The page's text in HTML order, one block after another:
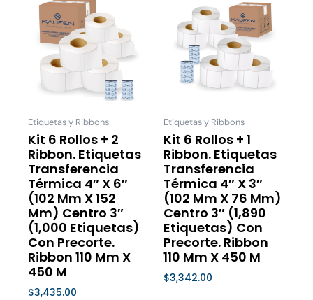
Etiquetas y Ribbons
Kit 6 Rollos + 2
Ribbon. Etiquetas
Transferencia
Térmica 4″ X 6″
(102 Mm X 152
Mm) Centro 3″
(1,000 Etiquetas)
Con Precorte.
Ribbon 110 Mm X
450 M
$3,435.00
múltiples
variantes.
pueden
elegir
página
de
producto
Etiquetas y Ribbons
Kit 6 Rollos + 1
Ribbon. Etiquetas
Transferencia
Térmica 4″ X 3″
(102 Mm X 76 Mm)
Centro 3″ (1,890
Etiquetas) Con
Precorte. Ribbon
110 Mm X 450 M
$3,342.00
tiene
Las
elegir
la
página